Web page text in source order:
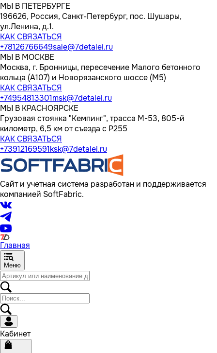
МЫ В ПЕТЕРБУРГЕ
196626, Россия, Санкт-Петербург, пос. Шушары,
ул.Ленина, д.1.
КАК СВЯЗАТЬСЯ
+78126766649sale@7detalei.ru
МЫ В МОСКВЕ
Москва, г. Бронницы, пересечение Малого бетонного
кольца (А107) и Новорязанского шоссе (М5)
КАК СВЯЗАТЬСЯ
+74954813301msk@7detalei.ru
МЫ В КРАСНОЯРСКЕ
Грузовая стоянка "Кемпинг", трасса M-53, 805-й
километр, 6,5 км от съезда с Р255
КАК СВЯЗАТЬСЯ
+73912169591ksk@7detalei.ru
Сайт и учетная система разработан и поддерживается
компанией SoftFabric.
Главная
Меню
Кабинет